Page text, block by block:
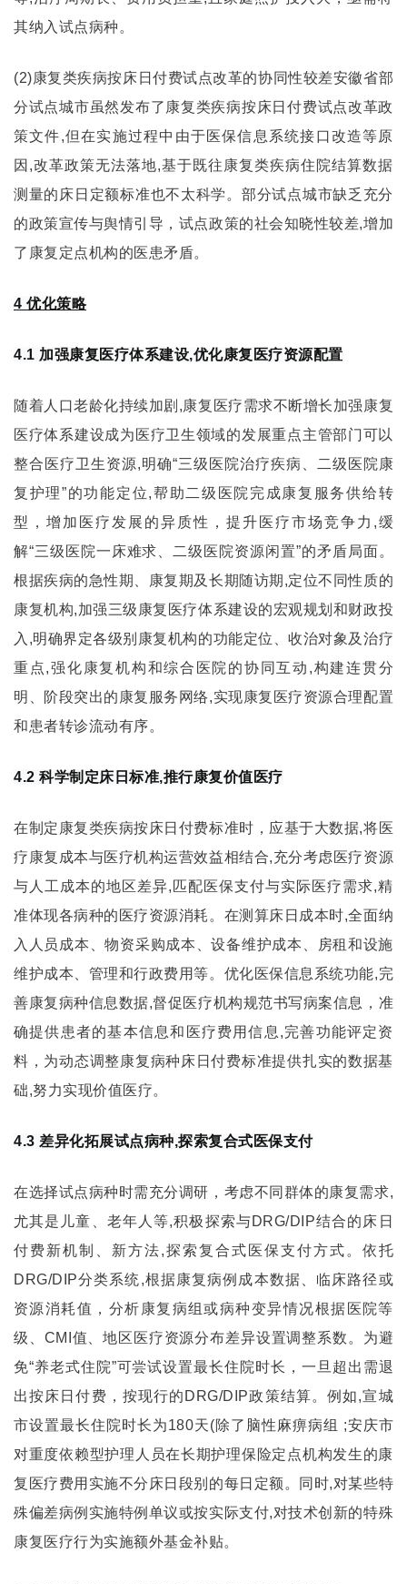
其纳入试点病种。
(2)康复类疾病按床日付费试点改革的协同性较差安徽省部
分试点城市虽然发布了康复类疾病按床日付费试点改革政
策文件,但在实施过程中由于医保信息系统接口改造等原
因,改革政策无法落地,基于既往康复类疾病住院结算数据
测量的床日定额标准也不太科学。部分试点城市缺乏充分
的政策宣传与舆情引导，试点政策的社会知晓性较差,增加
了康复定点机构的医患矛盾。
4 优化策略
4.1 加强康复医疗体系建设,优化康复医疗资源配置
随着人口老龄化持续加剧,康复医疗需求不断增长加强康复
医疗体系建设成为医疗卫生领域的发展重点主管部门可以
整合医疗卫生资源,明确“三级医院治疗疾病、二级医院康
复护理”的功能定位,帮助二级医院完成康复服务供给转
型，增加医疗发展的异质性，提升医疗市场竞争力,缓
解“三级医院一床难求、二级医院资源闲置”的矛盾局面。
根据疾病的急性期、康复期及长期随访期,定位不同性质的
康复机构,加强三级康复医疗体系建设的宏观规划和财政投
入,明确界定各级别康复机构的功能定位、收治对象及治疗
重点,强化康复机构和综合医院的协同互动,构建连贯分
明、阶段突出的康复服务网络,实现康复医疗资源合理配置
和患者转诊流动有序。
4.2 科学制定床日标准,推行康复价值医疗
在制定康复类疾病按床日付费标准时，应基于大数据,将医
疗康复成本与医疗机构运营效益相结合,充分考虑医疗资源
与人工成本的地区差异,匹配医保支付与实际医疗需求,精
准体现各病种的医疗资源消耗。在测算床日成本时,全面纳
入人员成本、物资采购成本、设备维护成本、房租和设施
维护成本、管理和行政费用等。优化医保信息系统功能,完
善康复病种信息数据,督促医疗机构规范书写病案信息，准
确提供患者的基本信息和医疗费用信息,完善功能评定资
料，为动态调整康复病种床日付费标准提供扎实的数据基
础,努力实现价值医疗。
4.3 差异化拓展试点病种,探索复合式医保支付
在选择试点病种时需充分调研，考虑不同群体的康复需求,
尤其是儿童、老年人等,积极探索与DRG/DIP结合的床日
付费新机制、新方法,探索复合式医保支付方式。依托
DRG/DIP分类系统,根据康复病例成本数据、临床路径或
资源消耗值，分析康复病组或病种变异情况根据医院等
级、CMI值、地区医疗资源分布差异设置调整系数。为避
免“养老式住院”可尝试设置最长住院时长，一旦超出需退
出按床日付费，按现行的DRG/DIP政策结算。例如,宣城
市设置最长住院时长为180天(除了脑性麻痹病组 ;安庆市
对重度依赖型护理人员在长期护理保险定点机构发生的康
复医疗费用实施不分床日段别的每日定额。同时,对某些特
殊偏差病例实施特例单议或按实际支付,对技术创新的特殊
康复医疗行为实施额外基金补贴。